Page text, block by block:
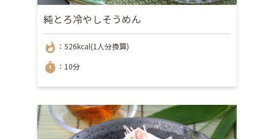
純とろ冷やしそうめん
whatshot ：526kcal(1人分換算)
timer ：10分